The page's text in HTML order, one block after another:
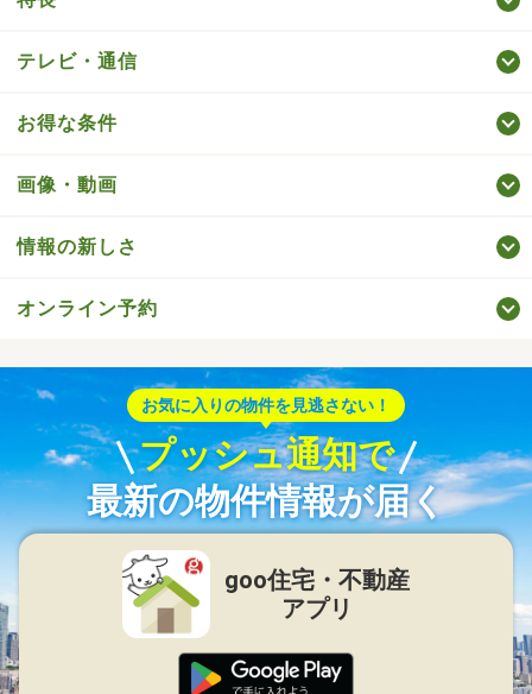
テレビ・通信
お得な条件
画像・動画
情報の新しさ
オンライン予約
お気に入りの物件を見逃さない！
プッシュ通知で
最新の物件情報が届く
goo住宅・不動産
アプリ